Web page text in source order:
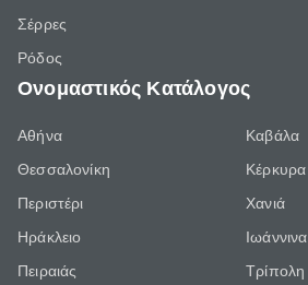
Σέρρες
Ρόδος
Ονομαστικός Κατάλογος
Αθήνα
Θεσσαλονίκη
Περιστέρι
Ηράκλειο
Πειραιάς
Καβάλα
Κέρκυρα
Χανιά
Ιωάννινα
Τρίπολη